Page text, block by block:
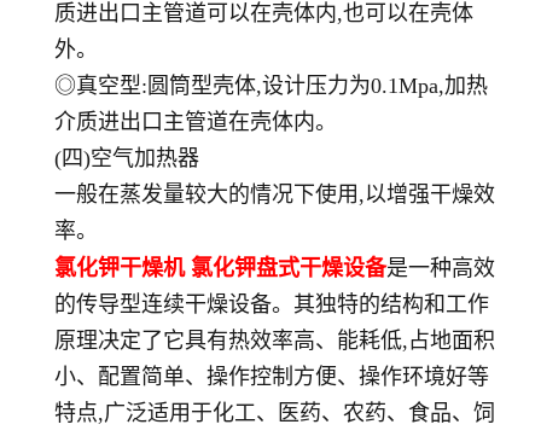
质进出口主管道可以在壳体内,也可以在壳体
外。
◎真空型:圆筒型壳体,设计压力为0.1Mpa,加热
介质进出口主管道在壳体内。
(四)空气加热器
一般在蒸发量较大的情况下使用,以增强干燥效
率。
氯化钾干燥机 氯化钾盘式干燥设备是一种高效
的传导型连续干燥设备。其独特的结构和工作
原理决定了它具有热效率高、能耗低,占地面积
小、配置简单、操作控制方便、操作环境好等
特点,广泛适用于化工、医药、农药、食品、饲